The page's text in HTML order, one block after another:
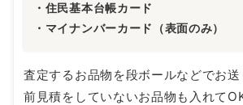
・住民基本台帳カード
・マイナンバーカード（表面のみ）
査定するお品物を段ボールなどでお
前見積をしていないお品物も入れて